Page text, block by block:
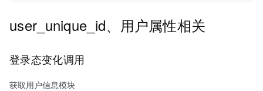
user_unique_id、用户属性相关
登录态变化调用
获取用户信息模块